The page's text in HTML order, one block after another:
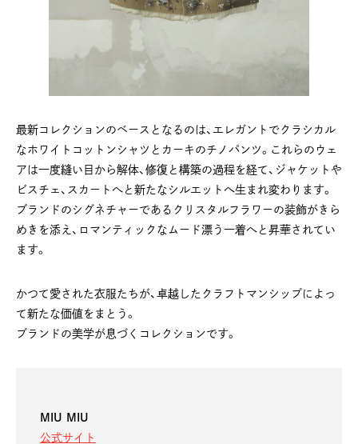
最新コレクションのベースとなるのは、エレガントでクラシカル
なホワイトコットンシャツとカーキのチノパンツ。これらのウェ
アは一度縫い目から解体、修復と構築の過程を経て、ジャケットや
ビスチェ、スカートへと新たなシルエットへ生まれ変わります。
ブランドのシグネチャーであるクリスタルフラワーの装飾がきら
めきを添え、ロマンティックなムード漂う一着へと昇華されてい
ます。
かつて愛された衣服たちが、卓越したクラフトマンシップによっ
て新たな価値をまとう。
ブランドの美学が息づくコレクションです。
MIU MIU
公式サイト